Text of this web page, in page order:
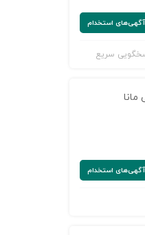
استخدام
سریع
استخدام